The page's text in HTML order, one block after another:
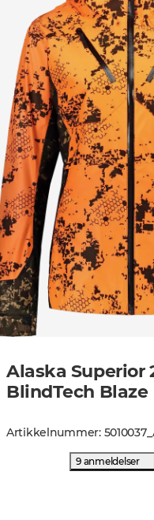
Alaska Superior
BlindTech Blaze
Artikkelnummer: 5010037_
9 anmeldelser